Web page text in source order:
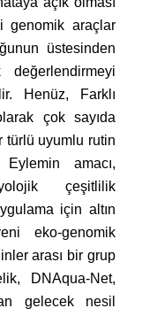
genomik araçlar
üstesinden
Henüz, Farklı
çok sayıda
türlü uyumlu rutin
amacı,
çeşitlilik
için altın
eko-genomik
arası bir grup
DNAqua-Net,
gelecek nesil